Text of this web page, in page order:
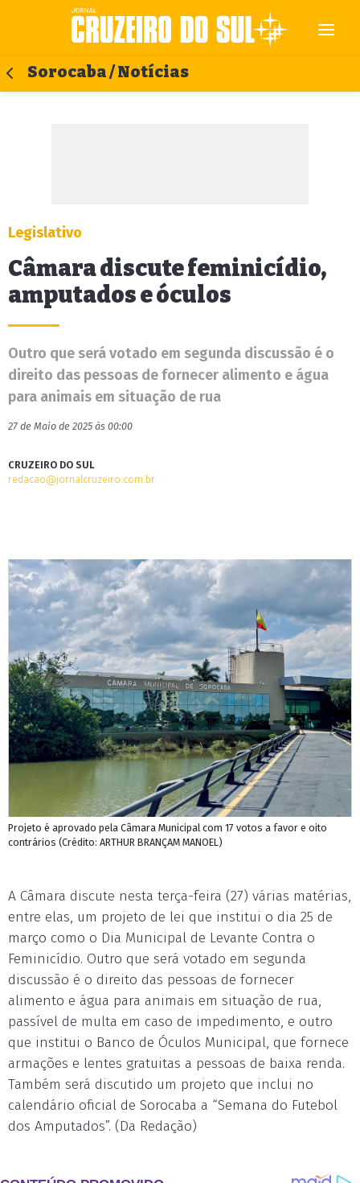
Sorocaba / Notícias
Legislativo
Câmara discute feminicídio,
amputados e óculos
Outro que será votado em segunda discussão é o
direito das pessoas de fornecer alimento e água
para animais em situação de rua
27 de Maio de 2025 às 00:00
CRUZEIRO DO SUL
redacao@jornalcruzeiro.com.br
Projeto é aprovado pela Câmara Municipal com 17 votos a favor e oito
contrários (Crédito: ARTHUR BRANÇAM MANOEL)
A Câmara discute nesta terça-feira (27) várias matérias,
entre elas, um projeto de lei que institui o dia 25 de
março como o Dia Municipal de Levante Contra o
Feminicídio. Outro que será votado em segunda
discussão é o direito das pessoas de fornecer
alimento e água para animais em situação de rua,
passível de multa em caso de impedimento, e outro
que institui o Banco de Óculos Municipal, que fornece
armações e lentes gratuitas a pessoas de baixa renda.
Também será discutido um projeto que inclui no
calendário oficial de Sorocaba a “Semana do Futebol
dos Amputados”. (Da Redação)